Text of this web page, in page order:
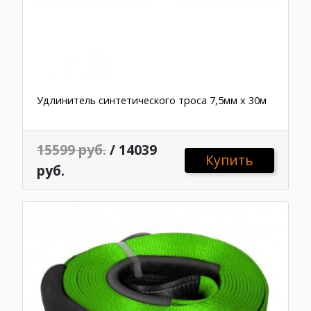
Удлинитель синтетического троса 7,5мм х 30м
15599 руб./ 14039
руб.
Купить